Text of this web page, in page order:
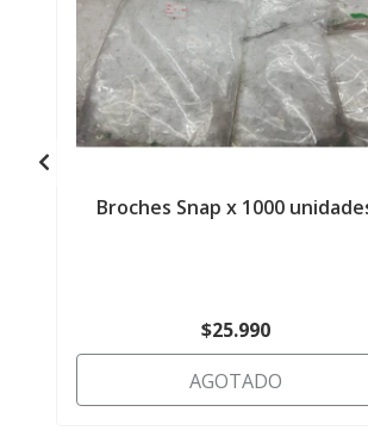
Broches Snap x 1000
$25.990
AGOTADO